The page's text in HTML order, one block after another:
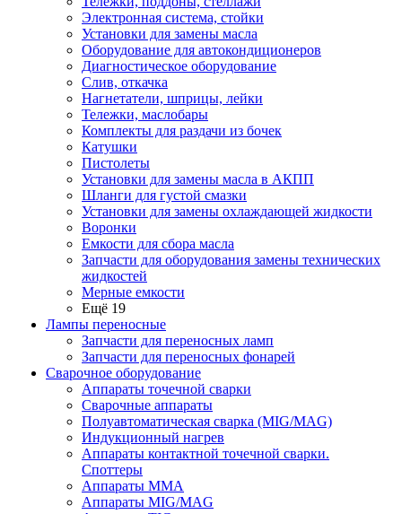
Электронная система, стойки
Установки для замены масла
Оборудование для автокондиционеров
Диагностическое оборудование
Слив, откачка
Нагнетатели, шприцы, лейки
Тележки, маслобары
Комплекты для раздачи из бочек
Катушки
Пистолеты
Установки для замены масла в АКПП
Шланги для густой смазки
Установки для замены охлаждающей жидкости
Воронки
Емкости для сбора масла
Запчасти для оборудования замены технических
жидкостей
Мерные емкости
Ещё 19
Лампы переносные
Запчасти для переносных ламп
Запчасти для переносных фонарей
Сварочное оборудование
Аппараты точечной сварки
Сварочные аппараты
Полуавтоматическая сварка (MIG/MAG)
Индукционный нагрев
Аппараты контактной точечной сварки.
Споттеры
Аппараты MMA
Аппараты MIG/MAG